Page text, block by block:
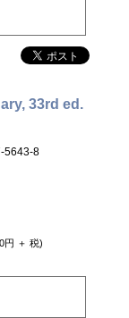
33rd ed.
5643-8
円 ＋ 税)